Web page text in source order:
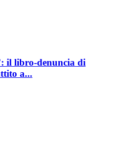
il libro-denuncia di
a...